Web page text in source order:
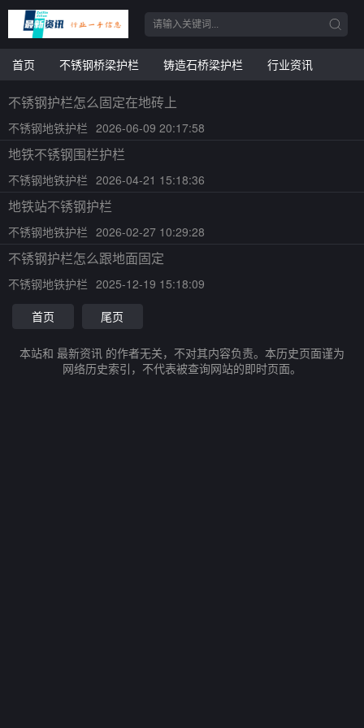
首页 不锈钢桥梁护栏 铸造石桥梁护栏 行业资讯
不锈钢护栏怎么固定在地砖上
不锈钢地铁护栏 2026-06-09 20:17:58
地铁不锈钢围栏护栏
不锈钢地铁护栏 2026-04-21 15:18:36
地铁站不锈钢护栏
不锈钢地铁护栏 2026-02-27 10:29:28
不锈钢护栏怎么跟地面固定
不锈钢地铁护栏 2025-12-19 15:18:09
首页
尾页
本站和 最新资讯 的作者无关，不对其内容负责。本历史页面谨为
网络历史索引，不代表被查询网站的即时页面。